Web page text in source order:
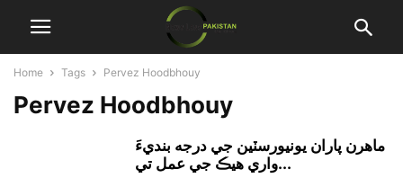
Home Tags Pervez Hoodbhouy
Pervez Hoodbhouy
ماهرن پاران يونيورسٽين جي درجه بنديءَ
واري هيڪ جي عمل تي...